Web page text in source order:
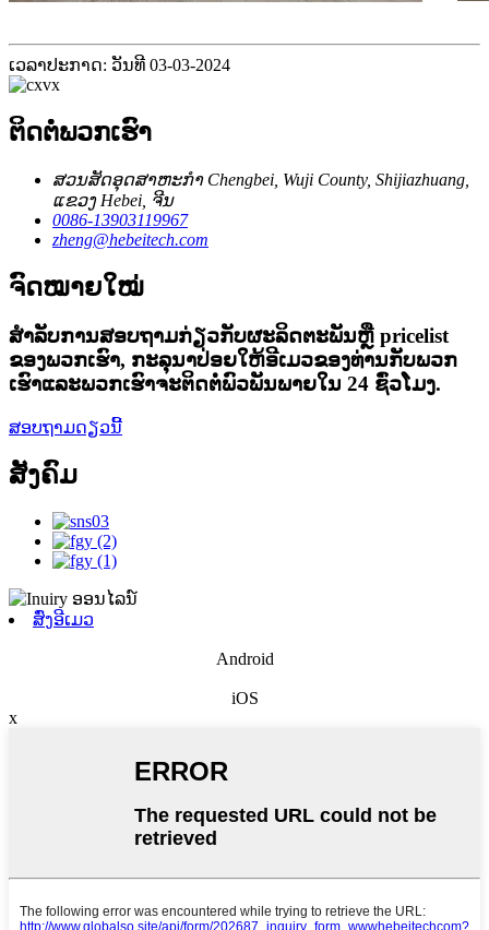
ເວລາປະກາດ: ວັນທີ 03-03-2024
ຕິດຕໍ່ພວກເຮົາ
ສວນສັດອຸດສາຫະກໍາ Chengbei, Wuji County, Shijiazhuang,
ແຂວງ Hebei, ຈີນ
0086-13903119967
zheng@hebeitech.com
ຈົດໝາຍໃໝ່
ສໍາ​ລັບ​ການ​ສອບ​ຖາມ​ກ່ຽວ​ກັບ​ຜະ​ລິດ​ຕະ​ພັນ​ຫຼື pricelist
ຂອງ​ພວກ​ເຮົາ​, ກະ​ລຸ​ນາ​ປ່ອຍ​ໃຫ້​ອີ​ເມວ​ຂອງ​ທ່ານ​ກັບ​ພວກ​
ເຮົາ​ແລະ​ພວກ​ເຮົາ​ຈະ​ຕິດ​ຕໍ່​ພົວ​ພັນ​ພາຍ​ໃນ 24 ຊົ່ວ​ໂມງ​.
ສອບຖາມດຽວນີ້
ສັງຄົມ
ສົ່ງອີເມວ
Android
iOS
x